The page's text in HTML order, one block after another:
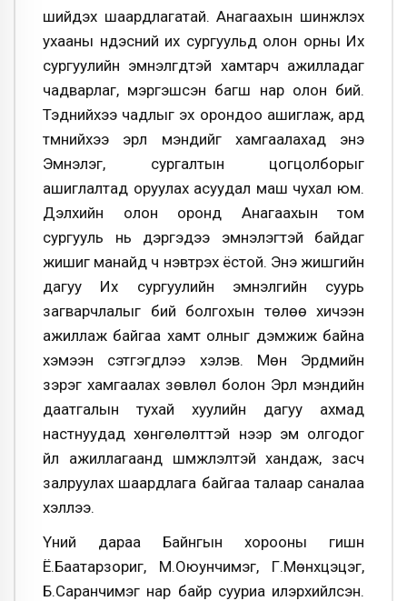
шийдэх шаардлагатай. Анагаахын шинжлэх
ухааны үндэсний их сургуульд олон орны Их
сургуулийн эмнэлгүүдтэй хамтарч ажилладаг
чадварлаг, мэргэшсэн багш нар олон бий.
Тэднийхээ чадлыг эх орондоо ашиглаж, ард
түмнийхээ эрүүл мэндийг хамгаалахад энэ
Эмнэлэг, сургалтын цогцолборыг
ашиглалтад оруулах асуудал маш чухал юм.
Дэлхийн олон оронд Анагаахын том
сургууль нь дэргэдээ эмнэлэгтэй байдаг
жишиг манайд ч нэвтрэх ёстой. Энэ жишгийн
дагуу Их сургуулийн эмнэлгийн суурь
загварчлалыг бий болгохын төлөө хичээн
ажиллаж байгаа хамт олныг дэмжиж байна
хэмээн сэтгэгдлээ хэлэв. Мөн Эрдмийн
зэрэг хамгаалах зөвлөл болон Эрүүл мэндийн
даатгалын тухай хуулийн дагуу ахмад
настнуудад хөнгөлөлттэй үнээр эм олгодог
үйл ажиллагаанд шүүмжлэлтэй хандаж, засч
залруулах шаардлага байгаа талаар саналаа
хэллээ.
Үүний дараа Байнгын хорооны гишүүн
Ё.Баатарзориг, М.Оюунчимэг, Г.Мөнхцэцэг,
Б.Саранчимэг нар байр сууриа илэрхийлсэн.